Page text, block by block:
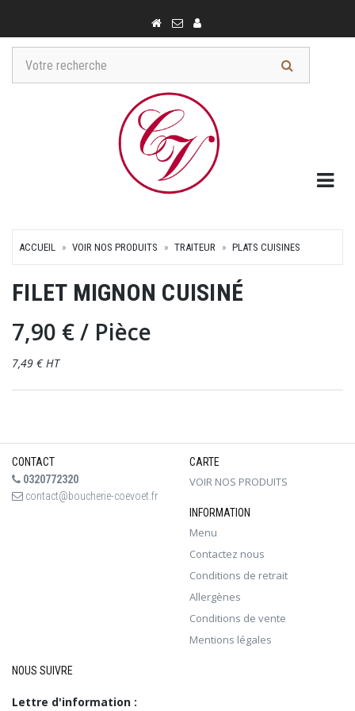
ACCUEIL VOIR NOS PRODUITS TRAITEUR PLATS CUISINES
FILET MIGNON CUISINÉ
7,90 €/ Pièce
7,49 € HT
CONTACT
0320772320
contact@boucherie-coevoet.fr
CARTE
VOIR NOS PRODUITS
INFORMATION
Menu
Contactez nous
Conditions de retrait
Allergènes
Conditions de vente
Mentions légales
NOUS SUIVRE
Lettre d'information :